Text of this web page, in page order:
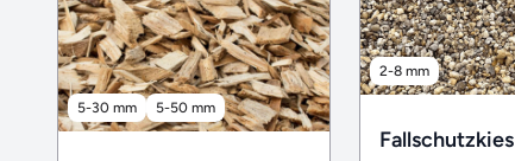
5-30 mm 5-50 mm
2-8 mm
Fallschutzkies